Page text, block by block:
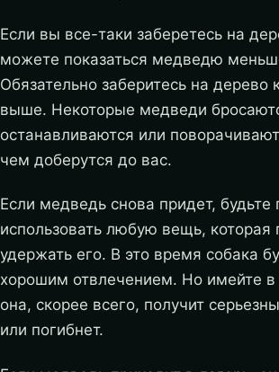
Если вы все-таки заберетесь на
можете показаться медведю
Обязательно заберитесь на дерево
выше. Некоторые медведи
останавливаются или
чем доберутся до вас.
Если медведь снова придет, будьте
использовать любую вещь,
удержать его. В это время собака
хорошим отвлечением. Но имейте в
она, скорее всего, получит
или погибнет.